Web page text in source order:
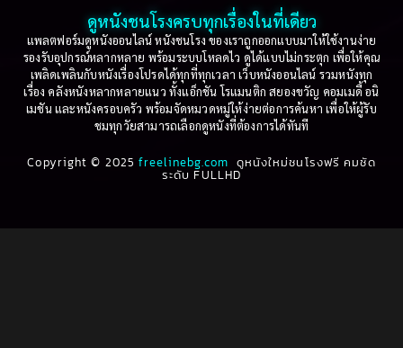
Based on Novel(16)
Betrayal(1)
Biography(3)
Biography ชีวประวัติ (61)
2001
2000
1999
1998
1997
1996
1995
1994
1993
1992
1991
1990
1987
1986
ดูหนังชนโรงครบทุกเรื่องในที่เดียว
แพลตฟอร์มดูหนังออนไลน์ หนังชนโรง ของเราถูกออกแบบมาให้ใช้งานง่าย
รองรับอุปกรณ์หลากหลาย พร้อมระบบโหลดไว ดูได้แบบไม่กระตุก เพื่อให้คุณ
เพลิดเพลินกับหนังเรื่องโปรดได้ทุกที่ทุกเวลา เว็บหนังออนไลน์ รวมหนังทุก
เรื่อง คลังหนังหลากหลายแนว ทั้งแอ็กชัน โรแมนติก สยองขวัญ คอมเมดี้ อนิ
เมชัน และหนังครอบครัว พร้อมจัดหมวดหมู่ให้ง่ายต่อการค้นหา เพื่อให้ผู้รับ
ชมทุกวัยสามารถเลือกดูหนังที่ต้องการได้ทันที
Copyright © 2025freelinebg.com ดูหนังใหม่ชนโรงฟรี คมชัด
ระดับ FULLHD